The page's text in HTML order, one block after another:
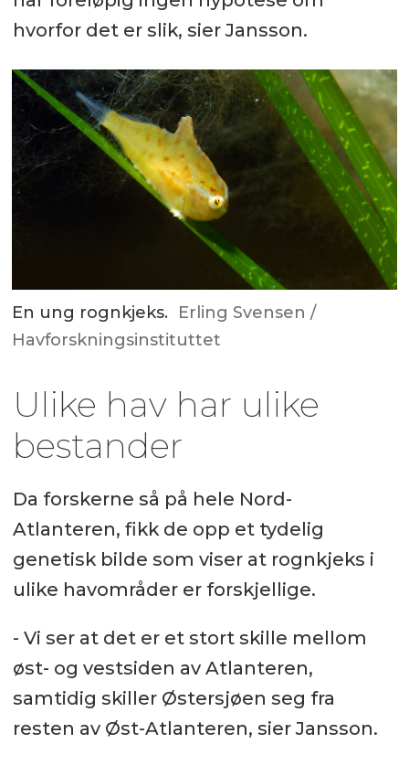
hvorfor det er slik, sier Jansson.
En ung rognkjeks. Erling Svensen /
Havforskningsinstituttet
Ulike hav har ulike
bestander
Da forskerne så på hele Nord-
Atlanteren, fikk de opp et tydelig
genetisk bilde som viser at rognkjeks i
ulike havområder er forskjellige.
- Vi ser at det er et stort skille mellom
øst- og vestsiden av Atlanteren,
samtidig skiller Østersjøen seg fra
resten av Øst-Atlanteren, sier Jansson.